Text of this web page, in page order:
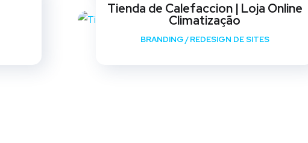
Tienda de Calefaccion | Loja Online
Climatização
BRANDING/REDESIGN DE SITES